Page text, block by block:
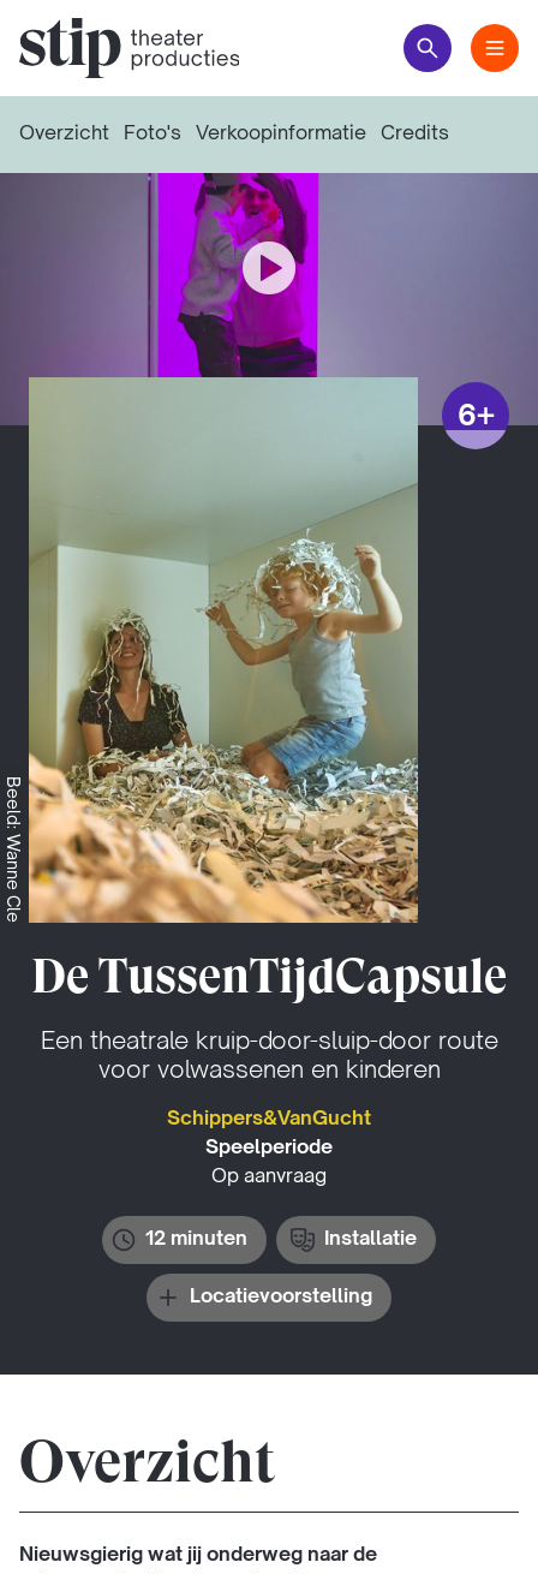
Overzicht Foto's Verkoopinformatie Credits
Bekijk video
Beeld: Wanne Cle
6+
De TussenTijdCapsule
Een theatrale kruip-door-sluip-door route
voor volwassenen en kinderen
Schippers&VanGucht
Speelperiode
Op aanvraag
12 minuten Installatie
Locatievoorstelling
Overzicht
Nieuwsgierig wat jij onderweg naar de